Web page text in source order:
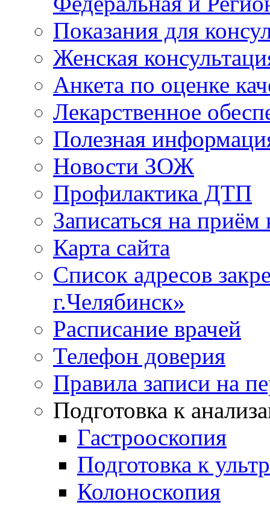
Показания для
Женская
Анкета по оценке
Лекарственное
Полезная
Новости ЗОЖ
Профилактика ДТП
Записаться на приём
Карта сайта
Список адресов
г.Челябинск»
Расписание врачей
Телефон доверия
Правила записи на
Подготовка к
Гастрооскопия
Подготовка к
Колоноскопия